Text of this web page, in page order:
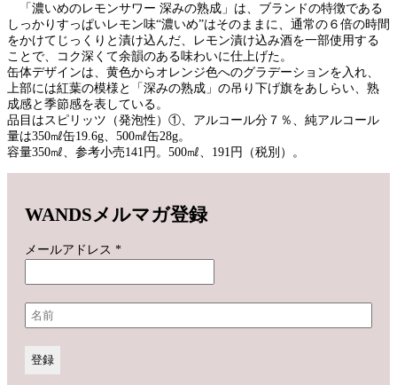
「濃いめのレモンサワー 深みの熟成」は、ブランドの特徴である
しっかりすっぱいレモン味“濃いめ”はそのままに、通常の６倍の時間
をかけてじっくりと漬け込んだ、レモン漬け込み酒を一部使用する
ことで、コク深くて余韻のある味わいに仕上げた。
缶体デザインは、黄色からオレンジ色へのグラデーションを入れ、
上部には紅葉の模様と「深みの熟成」の吊り下げ旗をあしらい、熟
成感と季節感を表している。
品目はスピリッツ（発泡性）①、アルコール分７％、純アルコール
量は350㎖缶19.6g、500㎖缶28g。
容量350㎖、参考小売141円。500㎖、191円（税別）。
WANDSメルマガ登録
メールアドレス *